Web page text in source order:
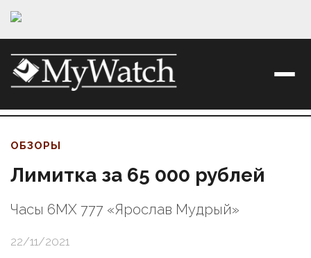
ОБЗОРЫ
Лимитка за 65 000 рублей
Часы 6МХ 777 «Ярослав Мудрый»
22/11/2021